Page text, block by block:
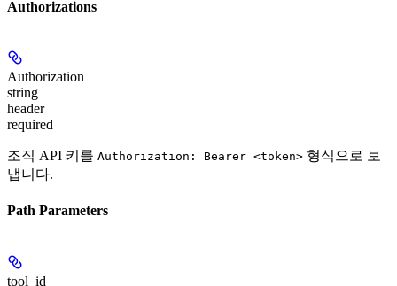
Authorizations
Authorization
string
header
required
조직 API 키를 Authorization: Bearer <token> 형식으로 보
냅니다.
Path Parameters
tool_id